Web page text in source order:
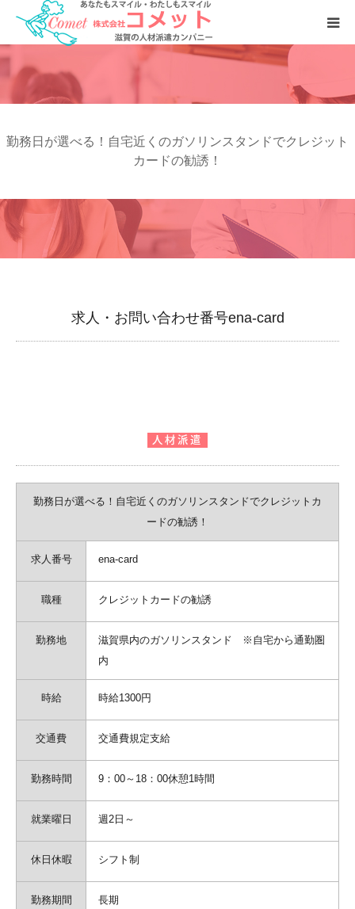
勤務日が選べる！自宅近くのガソリンスタンドでクレジット
カードの勧誘！
求人・お問い合わせ番号ena-card
勤務日が選べる！自宅近くのガソリンスタンドでクレジットカ
ードの勧誘！
求人番号 ena-card
職種 クレジットカードの勧誘
勤務地
滋賀県内のガソリンスタンド ※自宅から通勤圏
内
時給 時給1300円
交通費 交通費規定支給
勤務時間 9：00～18：00休憩1時間
就業曜日 週2日～
休日休暇 シフト制
勤務期間 長期
お仕事をおさがしの方へ